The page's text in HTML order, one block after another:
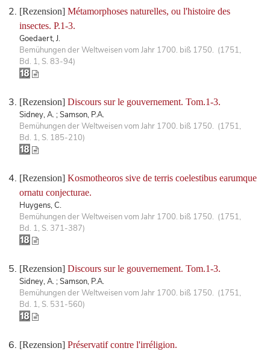
[Rezension] Métamorphoses naturelles, ou l'histoire des
insectes. P.1-3.
Goedaert, J.
Bemühungen der Weltweisen vom Jahr 1700. biß 1750. (1751,
Bd. 1, S. 83-94)
[Rezension] Discours sur le gouvernement. Tom.1-3.
Sidney, A. ; Samson, P.A.
Bemühungen der Weltweisen vom Jahr 1700. biß 1750. (1751,
Bd. 1, S. 185-210)
[Rezension] Kosmotheoros sive de terris coelestibus earumque
ornatu conjecturae.
Huygens, C.
Bemühungen der Weltweisen vom Jahr 1700. biß 1750. (1751,
Bd. 1, S. 371-387)
[Rezension] Discours sur le gouvernement. Tom.1-3.
Sidney, A. ; Samson, P.A.
Bemühungen der Weltweisen vom Jahr 1700. biß 1750. (1751,
Bd. 1, S. 531-560)
[Rezension] Préservatif contre l'irréligion.